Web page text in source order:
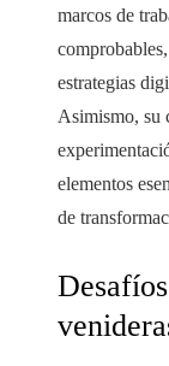
marcos de
estrategias
Asimismo, su
elementos
de